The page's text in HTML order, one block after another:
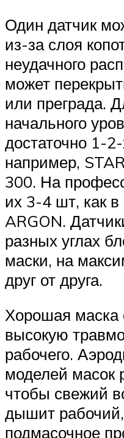
Один датчик
из-за слоя
неудачного
может
или преграда.
начального
достаточно 1-
например,
300. На
их 3-4 шт, как
ARGON.
разных углах
маски, на
друг от друга.
Хорошая маска
высокую
рабочего.
моделей масок
чтобы свежий
дышит
подмасочное